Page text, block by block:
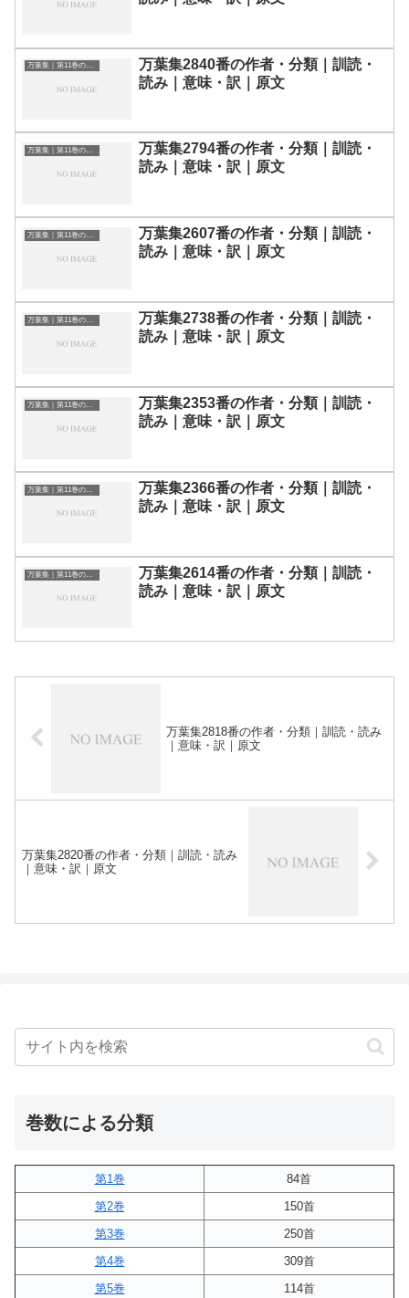
万葉集｜第11巻の和歌一覧
万葉集2840番の作者・分類｜訓読・
読み｜意味・訳｜原文
万葉集｜第11巻の和歌一覧
万葉集2794番の作者・分類｜訓読・
読み｜意味・訳｜原文
万葉集｜第11巻の和歌一覧
万葉集2607番の作者・分類｜訓読・
読み｜意味・訳｜原文
万葉集｜第11巻の和歌一覧
万葉集2738番の作者・分類｜訓読・
読み｜意味・訳｜原文
万葉集｜第11巻の和歌一覧
万葉集2353番の作者・分類｜訓読・
読み｜意味・訳｜原文
万葉集｜第11巻の和歌一覧
万葉集2366番の作者・分類｜訓読・
読み｜意味・訳｜原文
万葉集｜第11巻の和歌一覧
万葉集2614番の作者・分類｜訓読・
読み｜意味・訳｜原文
万葉集2818番の作者・分類｜訓読・読み
｜意味・訳｜原文
万葉集2820番の作者・分類｜訓読・読み
｜意味・訳｜原文
巻数による分類
第1巻
84首
第2巻
150首
第3巻
250首
第4巻
309首
第5巻
114首